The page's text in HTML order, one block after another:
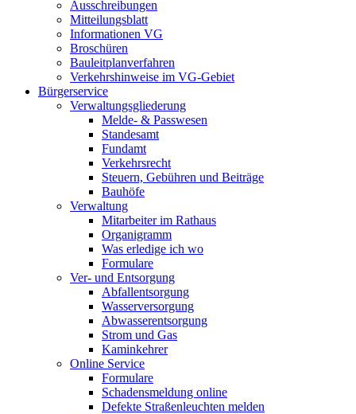
Ausschreibungen
Mitteilungsblatt
Informationen VG
Broschüren
Bauleitplanverfahren
Verkehrshinweise im VG-Gebiet
Bürgerservice
Verwaltungsgliederung
Melde- & Passwesen
Standesamt
Fundamt
Verkehrsrecht
Steuern, Gebühren und Beiträge
Bauhöfe
Verwaltung
Mitarbeiter im Rathaus
Organigramm
Was erledige ich wo
Formulare
Ver- und Entsorgung
Abfallentsorgung
Wasserversorgung
Abwasserentsorgung
Strom und Gas
Kaminkehrer
Online Service
Formulare
Schadensmeldung online
Defekte Straßenleuchten melden